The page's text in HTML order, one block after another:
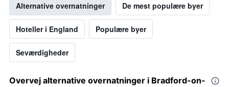
Alternative overnatninger De mest populære byer
Hoteller i England Populære byer
Seværdigheder
Overvej alternative overnatninger i Bradford-on-